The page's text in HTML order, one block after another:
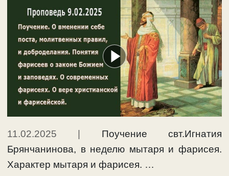
11.02.2025 | Поучение свт.Игнатия
Брянчанинова, в неделю мытаря и фарисея.
Характер мытаря и фарисея. …